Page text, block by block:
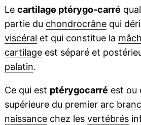
Le cartilage ptérygo-carré
partie du chondrocrânequi
viscéral et qui constitue la
cartilageest séparé et
palatin.
Ce qui est ptérygocarré est ou
supérieure du premier arc
naissancechez les vertébrés